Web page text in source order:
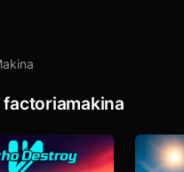
factoriamakina